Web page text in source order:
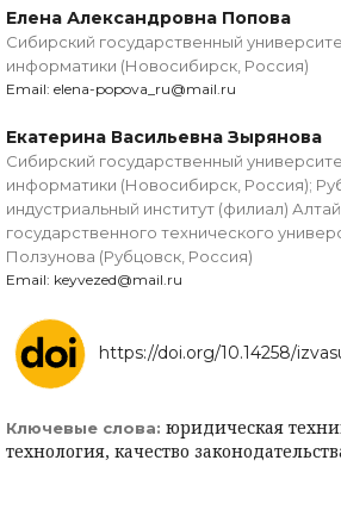
Елена Александровна Попова
Сибирский государственный
информатики (Новосибирск, Россия)
Email: elena-popova_ru@mail.ru
Екатерина Васильевна Зырянова
Сибирский государственный
информатики (Новосибирск, Россия);
индустриальный институт (филиал)
государственного технического
Ползунова (Рубцовск, Россия)
Email: keyvezed@mail.ru
https://doi.org/10.14258/
Ключевые слова: юридическая
технология, качество